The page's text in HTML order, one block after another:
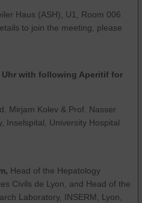
Haus (ASH), U1, Room 006
to join the meeting, please
Uhr with following Aperitif for
Mirjam Kolev & Prof. Nasser
Inselspital, University Hospital
Head of the Hepatology
Civils de Lyon, and Head of the
Laboratory, INSERM, Lyon,